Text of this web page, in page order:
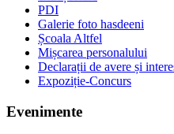
PDI
Galerie foto hasdeeni
Școala Altfel
Mișcarea personalului
Declarații de avere și
Expoziție-Concurs
Evenimente